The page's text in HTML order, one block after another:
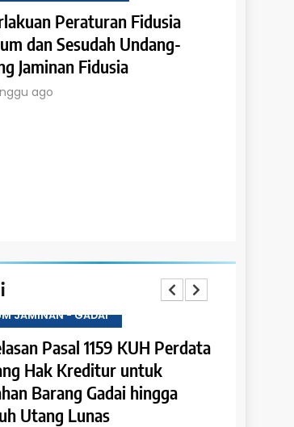
Peraturan Fidusia
dan Sesudah Undang-
Jaminan Fidusia
ago
JAMINAN - GADAI
Pasal 1159 KUH Perdata
Hak Kreditur untuk
Barang Gadai hingga
Utang Lunas